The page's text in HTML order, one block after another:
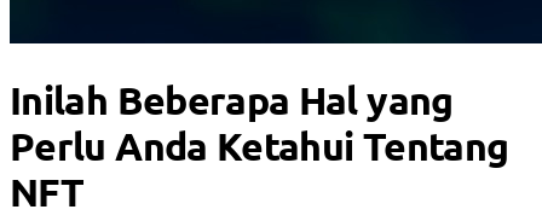
Inilah Beberapa Hal yang
Perlu Anda Ketahui Tentang
NFT